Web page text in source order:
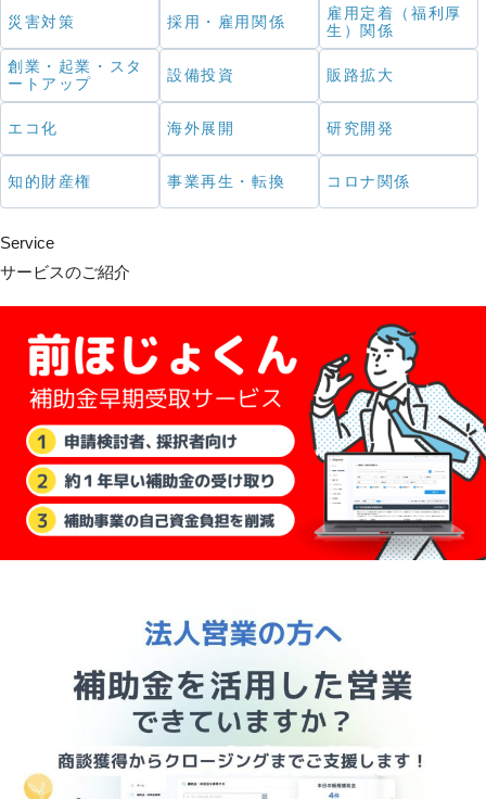
災害対策 採用・雇用関係
雇用定着（福利厚
生）関係
創業・起業・スタ
ートアップ
設備投資 販路拡大
エコ化 海外展開 研究開発
知的財産権 事業再生・転換 コロナ関係
Service
サービスのご紹介